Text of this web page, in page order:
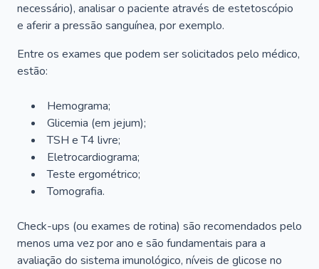
necessário), analisar o paciente através de estetoscópio
e aferir a pressão sanguínea, por exemplo.
Entre os exames que podem ser solicitados pelo médico,
estão:
Hemograma;
Glicemia (em jejum);
TSH e T4 livre;
Eletrocardiograma;
Teste ergométrico;
Tomografia.
Check-ups (ou exames de rotina) são recomendados pelo
menos uma vez por ano e são fundamentais para a
avaliação do sistema imunológico, níveis de glicose no